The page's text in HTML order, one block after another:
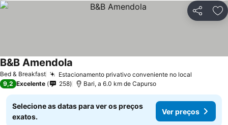
Partilhar
Bed & Breakfast Estacionamento privativo conveniente no local
B&B Amendola
9,2 Excelente 258 Bari, a 6.0 km de Capurso
Selecione as datas para ver os preços
exatos.
Ver preços